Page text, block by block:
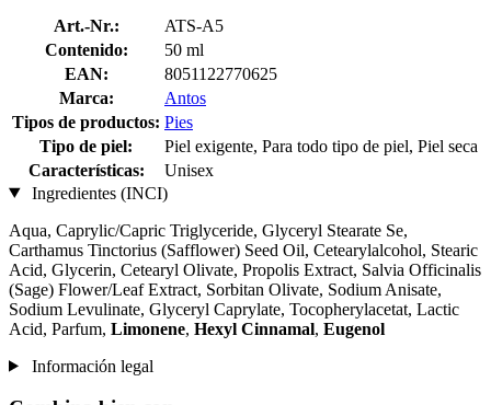
Art.-Nr.:
ATS-A5
Contenido:
50 ml
EAN:
8051122770625
Marca:
Antos
Tipos de productos: Pies
Tipo de piel:
Piel exigente, Para todo tipo de piel, Piel seca
Características:
Unisex
Ingredientes (INCI)
Aqua, Caprylic/Capric Triglyceride, Glyceryl Stearate Se,
Carthamus Tinctorius (Safflower) Seed Oil, Cetearylalcohol, Stearic
Acid, Glycerin, Cetearyl Olivate, Propolis Extract, Salvia Officinalis
(Sage) Flower/Leaf Extract, Sorbitan Olivate, Sodium Anisate,
Sodium Levulinate, Glyceryl Caprylate, Tocopherylacetat, Lactic
Acid, Parfum, Limonene, Hexyl Cinnamal, Eugenol
Información legal